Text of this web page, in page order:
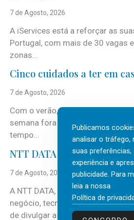
7 de Agosto, 2026
A iServices está a reforçar as
Portugal, com mais de 30 vagas
zonas...
Cinco cuidados a ter em
7 de Agosto, 2026
Com o verão, chegam também
semana fora e os dias em que a
tempo...
NTT DATA Insurtech Global
7 de Agosto, 2026
A NTT DATA, consultora global
negócio, tecnologia e
de divulgar a mais recente...
Publicamos
analisar o tráfego,
suas
experiência e
publicidade. Para
leia a nossa
Política de